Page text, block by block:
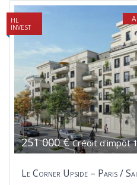
251 000 €Crédit d'impôt
HL
INVEST
Le Corner Upside – Paris /